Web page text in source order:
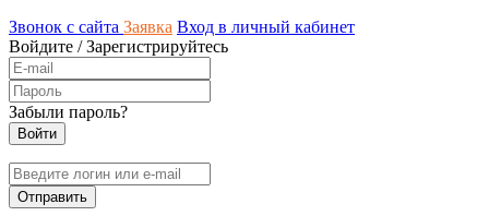
Звонок с сайта Заявка Вход в личный кабинет
Войдите /Зарегистрируйтесь
Забыли пароль?